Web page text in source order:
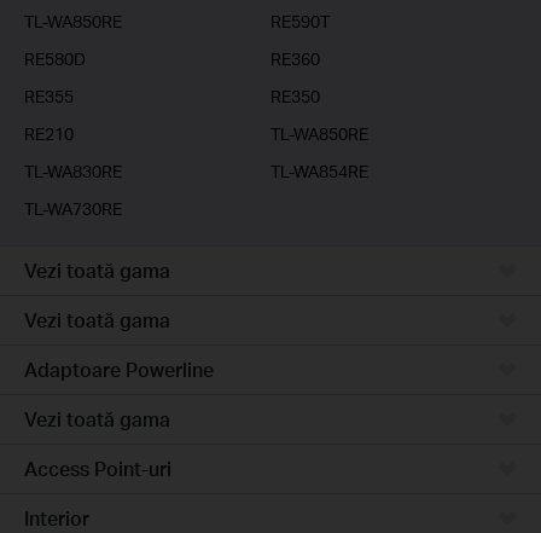
TL-WA850RE
RE590T
RE580D
RE360
RE355
RE350
RE210
TL-WA850RE
TL-WA830RE
TL-WA854RE
TL-WA730RE
Vezi toată gama
Vezi toată gama
Adaptoare Powerline
Vezi toată gama
Access Point-uri
Interior